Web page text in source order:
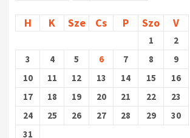
H K Sze Cs P Szo V
1
2
3
4 5 6 7 8
9
10
11 12 13 14 15
16
17
18 19 20 21 22
23
24
25 26 27 28 29
30
31